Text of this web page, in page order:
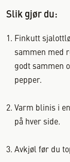
Slik gjør du:
Finkutt
sammen med
godt sammen
pepper.
Varm blinis i
på hver side.
Avkjøl før du